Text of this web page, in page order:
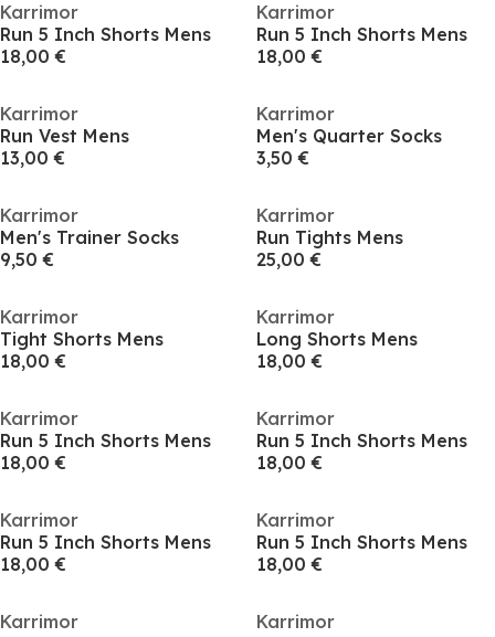
Karrimor
Run 5 Inch Shorts Mens
18,00 €
Karrimor
Run 5 Inch Shorts Mens
18,00 €
Karrimor
Run Vest Mens
13,00 €
Karrimor
Men's Quarter Socks
3,50 €
Karrimor
Men's Trainer Socks
9,50 €
Karrimor
Run Tights Mens
25,00 €
Karrimor
Tight Shorts Mens
18,00 €
Karrimor
Long Shorts Mens
18,00 €
Karrimor
Run 5 Inch Shorts Mens
18,00 €
Karrimor
Run 5 Inch Shorts Mens
18,00 €
Karrimor
Run 5 Inch Shorts Mens
18,00 €
Karrimor
Run 5 Inch Shorts Mens
18,00 €
Karrimor
Karrimor